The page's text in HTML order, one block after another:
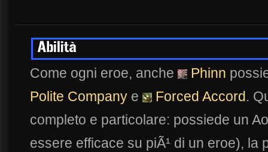
Come ogni eroe, anche Phinn
Polite Company e Forced Accord.
completo e particolare: possiede un
essere efficace su piÃ¹ di un eroe),